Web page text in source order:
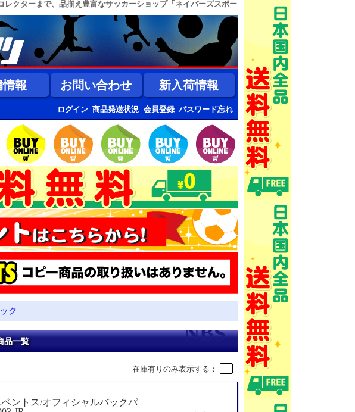
クターまで、品揃え豊富なサッカーショップ「ネイバーズスポー
情報 お問い合わせ 新入荷情報
ログイン 商品発送状況 会員登録 パスワード忘れ
ク
品一覧
在庫有りのみ表示する：
ントス/オフィシャルバックパ